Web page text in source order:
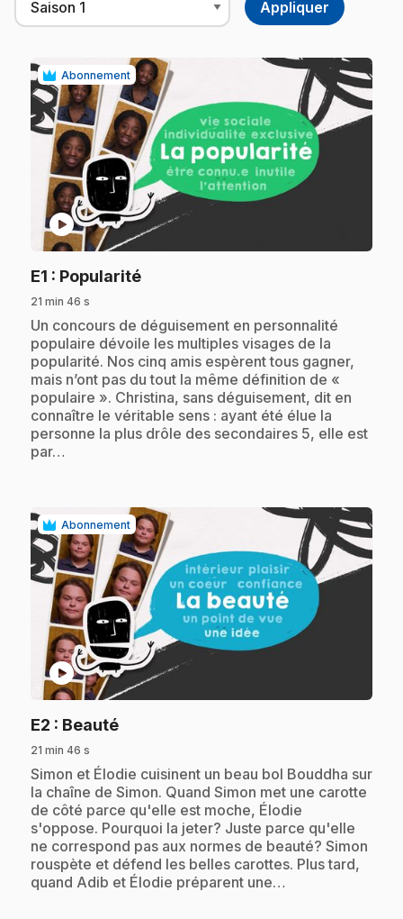
Abonnement
play_circle
E1 : Popularité.
21 min 46 s
.Un concours de déguisement en personnalité
populaire dévoile les multiples visages de la
popularité. Nos cinq amis espèrent tous gagner,
mais n’ont pas du tout la même définition de «
populaire ». Christina, sans déguisement, dit en
connaître le véritable sens : ayant été élue la
personne la plus drôle des secondaires 5, elle est
par…
Abonnement
play_circle
E2 : Beauté.
21 min 46 s
.Simon et Élodie cuisinent un beau bol Bouddha sur
la chaîne de Simon. Quand Simon met une carotte
de côté parce qu'elle est moche, Élodie
s'oppose. Pourquoi la jeter? Juste parce qu'elle
ne correspond pas aux normes de beauté? Simon
rouspète et défend les belles carottes. Plus tard,
quand Adib et Élodie préparent une…